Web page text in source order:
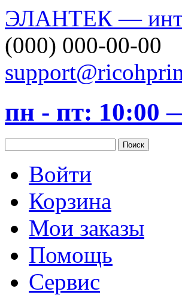
ЭЛАНТЕК —
(000) 000-00-00
пн - пт: 10:00
Войти
Корзина
Мои заказы
Помощь
Сервис